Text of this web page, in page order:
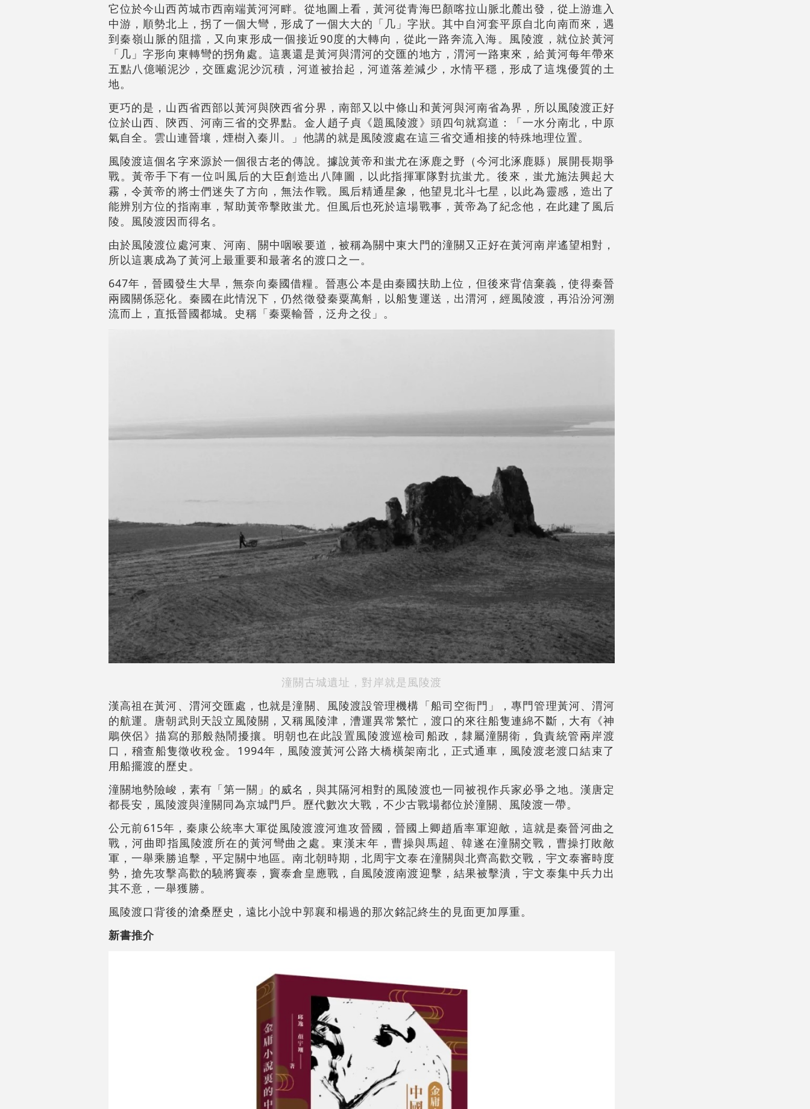
它位於今山西芮城市西南端黃河河畔。從地圖上看，黃河從青海巴顏喀拉山脈北麓出發，從上游進入
中游，順勢北上，拐了一個大彎，形成了一個大大的「几」字狀。其中自河套平原自北向南而來，遇
到秦嶺山脈的阻擋，又向東形成一個接近90度的大轉向，從此一路奔流入海。風陵渡，就位於黃河
「几」字形向東轉彎的拐角處。這裏還是黃河與渭河的交匯的地方，渭河一路東來，給黃河每年帶來
五點八億噸泥沙，交匯處泥沙沉積，河道被抬起，河道落差減少，水情平穩，形成了這塊優質的土
地。
更巧的是，山西省西部以黃河與陝西省分界，南部又以中條山和黃河與河南省為界，所以風陵渡正好
位於山西、陝西、河南三省的交界點。金人趙子貞《題風陵渡》頭四句就寫道：「一水分南北，中原
氣自全。雲山連晉壤，煙樹入秦川。」他講的就是風陵渡處在這三省交通相接的特殊地理位置。
風陵渡這個名字來源於一個很古老的傳說。據說黃帝和蚩尤在涿鹿之野（今河北涿鹿縣）展開長期爭
戰。黃帝手下有一位叫風后的大臣創造出八陣圖，以此指揮軍隊對抗蚩尤。後來，蚩尤施法興起大
霧，令黃帝的將士們迷失了方向，無法作戰。風后精通星象，他望見北斗七星，以此為靈感，造出了
能辨別方位的指南車，幫助黃帝擊敗蚩尤。但風后也死於這場戰事，黃帝為了紀念他，在此建了風后
陵。風陵渡因而得名。
由於風陵渡位處河東、河南、關中咽喉要道，被稱為關中東大門的潼關又正好在黃河南岸遙望相對，
所以這裏成為了黃河上最重要和最著名的渡口之一。
647年，晉國發生大旱，無奈向秦國借糧。晉惠公本是由秦國扶助上位，但後來背信棄義，使得秦晉
兩國關係惡化。秦國在此情況下，仍然徵發秦粟萬斛，以船隻運送，出渭河，經風陵渡，再沿汾河溯
流而上，直抵晉國都城。史稱「秦粟輸晉，泛舟之役」。
潼關古城遺址，對岸就是風陵渡
漢高祖在黃河、渭河交匯處，也就是潼關、風陵渡設管理機構「船司空衙門」，專門管理黃河、渭河
的航運。唐朝武則天設立風陵關，又稱風陵津，漕運異常繁忙，渡口的來往船隻連綿不斷，大有《神
鵰俠侶》描寫的那般熱鬧擾攘。明朝也在此設置風陵渡巡檢司船政，隸屬潼關衛，負責統管兩岸渡
口，稽查船隻徵收稅金。1994年，風陵渡黃河公路大橋橫架南北，正式通車，風陵渡老渡口結束了
用船擺渡的歷史。
潼關地勢險峻，素有「第一關」的威名，與其隔河相對的風陵渡也一同被視作兵家必爭之地。漢唐定
都長安，風陵渡與潼關同為京城門戶。歷代數次大戰，不少古戰場都位於潼關、風陵渡一帶。
公元前615年，秦康公統率大軍從風陵渡渡河進攻晉國，晉國上卿趙盾率軍迎敵，這就是秦晉河曲之
戰，河曲即指風陵渡所在的黃河彎曲之處。東漢末年，曹操與馬超、韓遂在潼關交戰，曹操打敗敵
軍，一舉乘勝追擊，平定關中地區。南北朝時期，北周宇文泰在潼關與北齊高歡交戰，宇文泰審時度
勢，搶先攻擊高歡的驍將竇泰，竇泰倉皇應戰，自風陵渡南渡迎擊，結果被擊潰，宇文泰集中兵力出
其不意，一舉獲勝。
風陵渡口背後的滄桑歷史，遠比小說中郭襄和楊過的那次銘記終生的見面更加厚重。
新書推介